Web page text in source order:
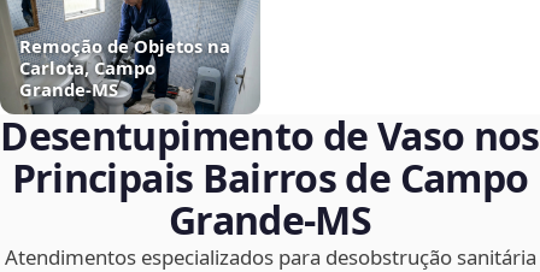
Remoção de Objetos na
Carlota, Campo
Grande‑MS
Desentupimento de Vaso nos
Principais Bairros de Campo
Grande‑MS
Atendimentos especializados para desobstrução sanitária